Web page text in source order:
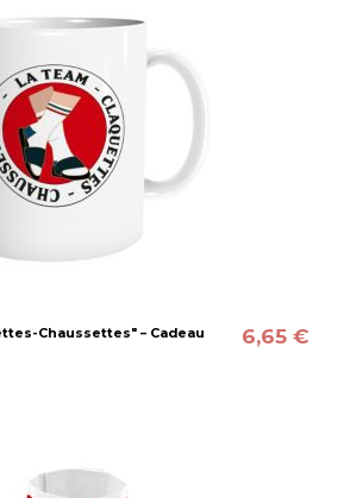
Chaussettes" – Cadeau
6,65 €